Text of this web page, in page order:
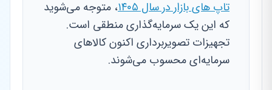
تاپ های بازار در سال ۱۴۰۵
، متوجه می‌شوید
که این یک سرمایه‌گذاری منطقی است.
تجهیزات تصویربرداری اکنون کالاهای
سرمایه‌ای محسوب می‌شوند.